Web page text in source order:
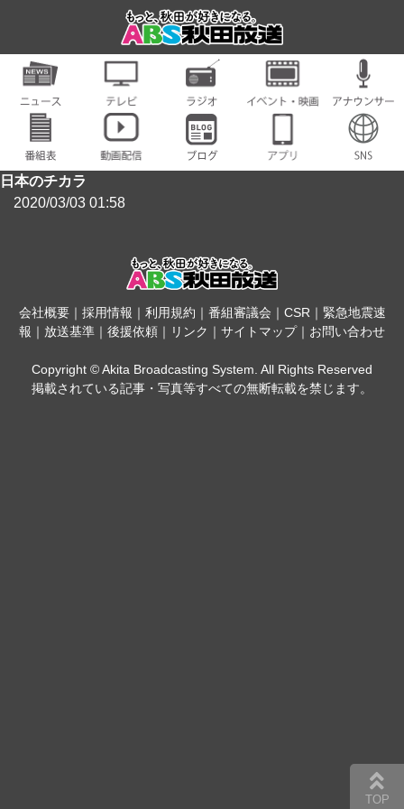
日本のチカラ
2020/03/03 01:58
会社概要｜ 採用情報 ｜ 利用規約 ｜ 番組審議会 ｜ CSR｜ 緊急地震速
報 ｜ 放送基準 ｜ 後援依頼 ｜ リンク ｜ サイトマップ｜ お問い合わせ
Copyright © Akita Broadcasting System. All Rights Reserved
掲載されている記事・写真等すべての無断転載を禁じます。